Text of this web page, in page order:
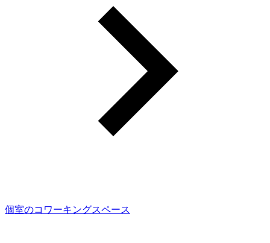
個室のコワーキングスペース